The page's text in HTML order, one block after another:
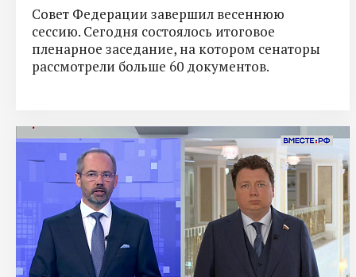
Совет Федерации завершил весеннюю
сессию. Сегодня состоялось итоговое
пленарное заседание, на котором сенаторы
рассмотрели больше 60 документов.